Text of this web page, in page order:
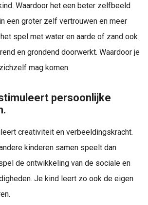
Waardoor het een beter zelfbeeld
een groter zelf vertrouwen en meer
spel met water en aarde of zand ook
en grondend doorwerkt. Waardoor je
mag komen.
persoonlijke
creativiteit en verbeeldingskracht.
kinderen samen speelt dan
de ontwikkeling van de sociale en
Je kind leert zo ook de eigen